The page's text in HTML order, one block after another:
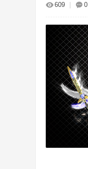
609 0